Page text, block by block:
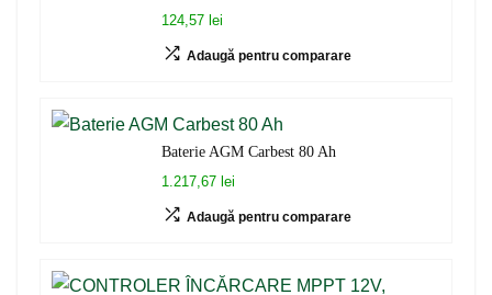
124,57 lei
Adaugă pentru comparare
Baterie AGM Carbest 80 Ah
1.217,67 lei
Adaugă pentru comparare